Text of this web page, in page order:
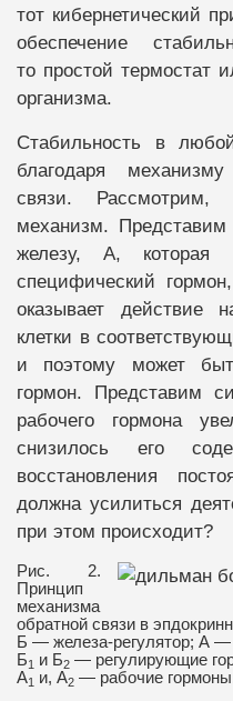
тот кибернетический
обеспечение
то простой термостат
организма.
Стабильность в
благодаря
связи. Рассмотрим,
механизм. Представим
железу, А, которая
специфический
оказывает действие
клетки в
и поэтому может
гормон. Представим
рабочего гормона
снизилось его
восстановления
должна усилиться
при этом происходит?
Рис. 2.
Принцип
механизма
обратной связи в
Б — железа-регулятор; А —
Б1 и Б2 — регулирующие
А1 и, А2 — рабочие